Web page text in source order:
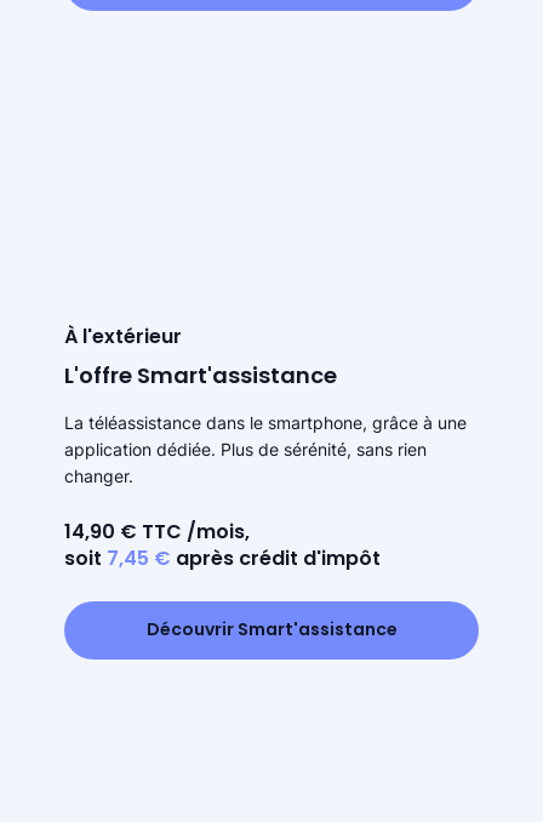
À l'extérieur
L'offre Smart'assistance
La téléassistance dans le smartphone, grâce à une
application dédiée. Plus de sérénité, sans rien
changer.
14,90 € TTC /mois,
soit 7,45 € après crédit d'impôt
Découvrir Smart'assistance